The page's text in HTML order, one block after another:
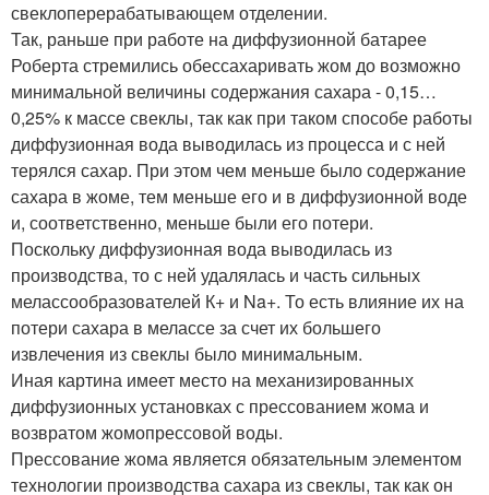
свеклоперерабатывающем отделении.
Так, раньше при работе на диффузионной батарее
Роберта стремились обессахаривать жом до возможно
минимальной величины содержания сахара - 0,15…
0,25% к массе свеклы, так как при таком способе работы
диффузионная вода выводилась из процесса и с ней
терялся сахар. При этом чем меньше было содержание
сахара в жоме, тем меньше его и в диффузионной воде
и, соответственно, меньше были его потери.
Поскольку диффузионная вода выводилась из
производства, то с ней удалялась и часть сильных
мелассообразователей К+ и Na+. То есть влияние их на
потери сахара в мелассе за счет их большего
извлечения из свеклы было минимальным.
Иная картина имеет место на механизированных
диффузионных установках с прессованием жома и
возвратом жомопрессовой воды.
Прессование жома является обязательным элементом
технологии производства сахара из свеклы, так как он